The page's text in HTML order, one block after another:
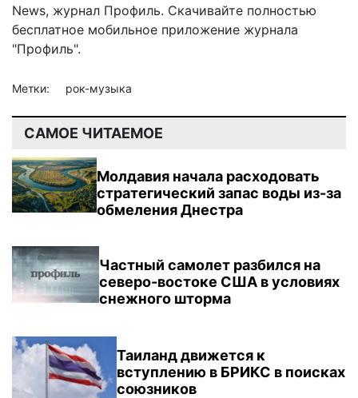
News, журнал Профиль. Скачивайте полностью
бесплатное мобильное приложение журнала
"Профиль".
Метки: рок-музыка
САМОЕ ЧИТАЕМОЕ
Молдавия начала расходовать
стратегический запас воды из-за
обмеления Днестра
Частный самолет разбился на
северо-востоке США в условиях
снежного шторма
Таиланд движется к
вступлению в БРИКС в поисках
союзников